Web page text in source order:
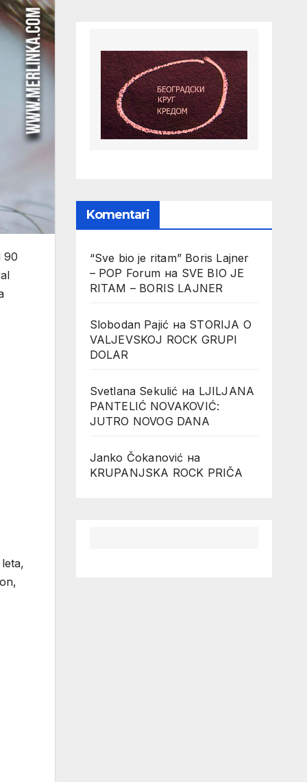
90
Komentari
“Sve bio je ritam” Boris Lajner
– POP Forum на SVE BIO JE
RITAM – BORIS LAJNER
Slobodan Pajić на STORIJA O
VALJEVSKOJ ROCK GRUPI
DOLAR
Svetlana Sekulić на LJILJANA
PANTELIĆ NOVAKOVIĆ:
JUTRO NOVOG DANA
Janko Čokanović на
KRUPANJSKA ROCK PRIČA